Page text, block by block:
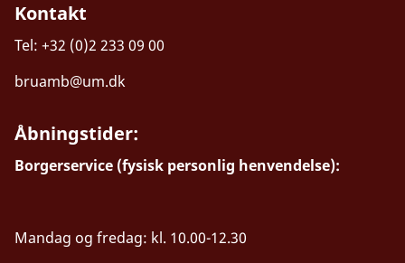
Kontakt
Tel: +32 (0)2 233 09 00
bruamb@um.dk
Åbningstider:
Borgerservice (fysisk personlig henvendelse):
Mandag og fredag: kl. 10.00-12.30